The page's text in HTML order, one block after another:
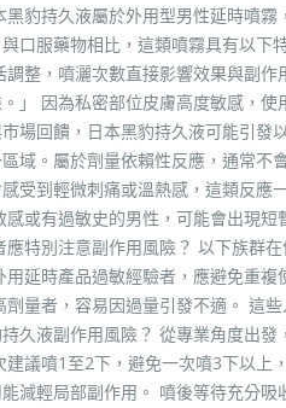
黑豹持久液屬於外用型男性延時噴
口服藥物相比，這類噴霧具有以
整，噴灑次數直接影響效果與副
。」 因為私密部位皮膚高度敏感，
場回饋，日本黑豹持久液可能引
域。屬於劑量依賴性反應，通常
受到輕微刺痛或溫熱感，這類反
感或有過敏史的男性，可能會出現
應特別注意副作用風險？ 以下族群
用延時產品過敏經驗者，應避免重
量者，容易因過量引發不適。 這
久液副作用風險？ 從專業角度出
議噴1至2下，避免一次噴3下以
減輕局部副作用。 噴後等待充分